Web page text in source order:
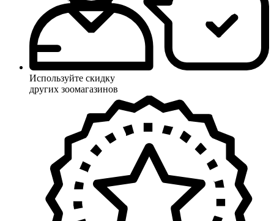
Используйте скидку
других зоомагазинов